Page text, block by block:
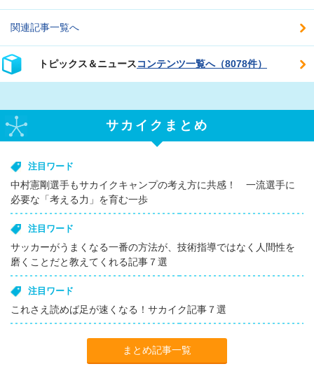
関連記事一覧へ
トピックス＆ニュースコンテンツ一覧へ（8078件）
サカイクまとめ
注目ワード
中村憲剛選手もサカイクキャンプの考え方に共感！ 一流選手に
必要な「考える力」を育む一歩
注目ワード
サッカーがうまくなる一番の方法が、技術指導ではなく人間性を
磨くことだと教えてくれる記事７選
注目ワード
これさえ読めば足が速くなる！サカイク記事７選
まとめ記事一覧